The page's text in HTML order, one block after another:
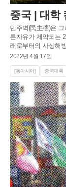
중국 | 대학
민주벽(民主牆)은
론자유가 제약되는
래로부터의 사상해
2022년 4월 17일
[동아시아] 중국대륙